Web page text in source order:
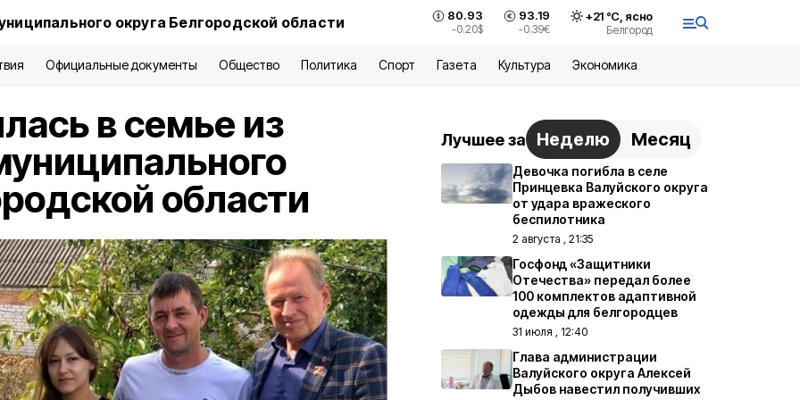
округа Белгородской области 80.93
-0.20$
93.19
-0.39€
+21°С, ясно
Белгород
Официальные документы Общество Политика Спорт Газета Культура Экономика
в семье из
области
Лучшее за Неделю Месяц
Девочка погибла в селе
Принцевка Валуйского округа
от удара вражеского
беспилотника
2 августа , 21:35
Госфонд «Защитники
Отечества» передал более
100 комплектов адаптивной
одежды для белгородцев
31 июля , 12:40
Глава администрации
Валуйского округа Алексей
Дыбов навестил получивших